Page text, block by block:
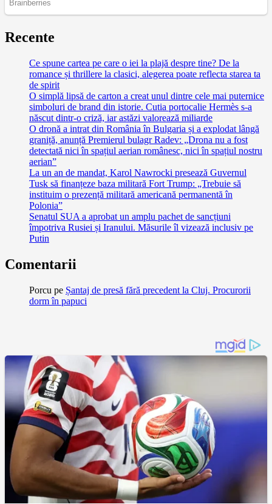
Recente
Ce spune cartea pe care o iei la plajă despre tine? De la
romance și thrillere la clasici, alegerea poate reflecta starea ta
de spirit
O simplă lipsă de carton a creat unul dintre cele mai puternice
simboluri de brand din istorie. Cutia portocalie Hermès s-a
născut dintr-o criză, iar astăzi valorează miliarde
O dronă a intrat din România în Bulgaria și a explodat lângă
graniță, anunță Premierul bulagr Radev: „Drona nu a fost
detectată nici în spațiul aerian românesc, nici în spațiul nostru
aerian”
La un an de mandat, Karol Nawrocki presează Guvernul
Tusk să finanțeze baza militară Fort Trump: „Trebuie să
instituim o prezență militară americană permanentă în
Polonia”
Senatul SUA a aprobat un amplu pachet de sancțiuni
împotriva Rusiei și Iranului. Măsurile îl vizează inclusiv pe
Putin
Comentarii
Porcu pe Șantaj de presă fără precedent la Cluj. Procurorii
dorm în papuci